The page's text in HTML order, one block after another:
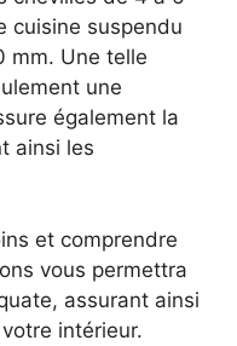
cuisine suspendu
mm. Une telle
une
également la
ainsi les
et comprendre
vous permettra
assurant ainsi
intérieur.